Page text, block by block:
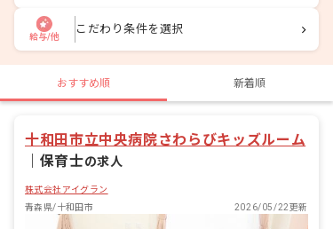
給与/他
こだわり条件を選択
おすすめ順 新着順
十和田市立中央病院さわらびキッズルーム
保育士の求人
株式会社アイグラン
青森県/十和田市
2026/05/22更新